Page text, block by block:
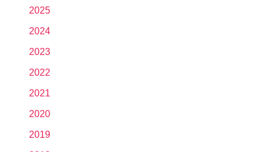
2025
2024
2023
2022
2021
2020
2019